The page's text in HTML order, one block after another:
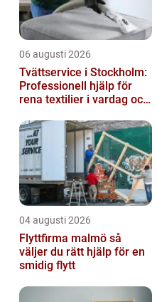
06 augusti 2026
Tvättservice i Stockholm:
Professionell hjälp för
rena textilier i vardag och
04 augusti 2026
Flyttfirma malmö så
väljer du rätt hjälp för en
smidig flytt